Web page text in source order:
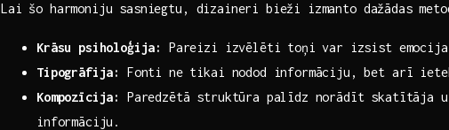
Lai šo harmoniju sasniegtu, dizaineri bieži izmanto dažādas
Krāsu‍ psiholoģija:
Pareizi izvēlēti toņi var izsist
Tipogrāfija:
Fonti ne tikai nodod informāciju, bet arī
Kompozīcija:
Paredzētā struktūra palīdz norādīt skatītāja
informāciju.